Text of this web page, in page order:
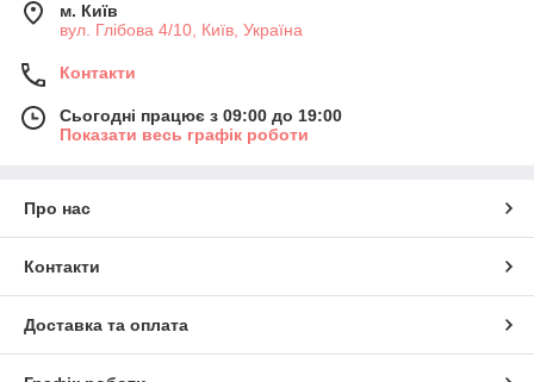
м. Київ
вул. Глібова 4/10, Київ, Україна
Контакти
Сьогодні працює з 09:00 до 19:00
Показати весь графік роботи
Про нас
Контакти
Доставка та оплата